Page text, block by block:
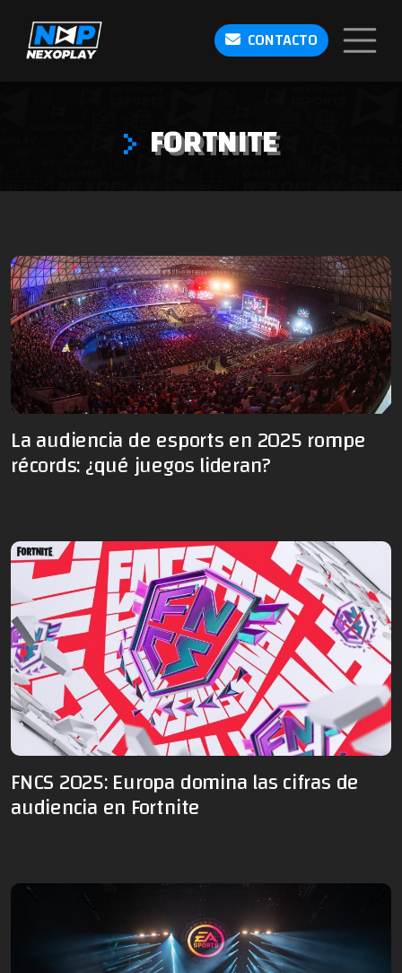
CONTACTO
FORTNITE
La audiencia de esports en 2025 rompe
récords: ¿qué juegos lideran?
FNCS 2025: Europa domina las cifras de
audiencia en Fortnite